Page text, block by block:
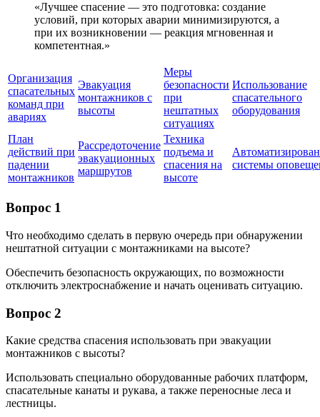
«Лучшее спасение — это подготовка: создание
условий, при которых аварии минимизируются, а
при их возникновении — реакция мгновенная и
компетентная.»
Организация
спасательных
команд при
авариях
Эвакуация
монтажников с
высоты
Меры
безопасности
при
нештатных
ситуациях
Использование
спасательного
оборудования
План
действий при
падении
монтажников
Рассредоточение
эвакуационных
маршрутов
Техника
подъема и
спасения на
высоте
системы
Вопрос 1
Что необходимо сделать в первую очередь при обнаружении
нештатной ситуации с монтажниками на высоте?
Обеспечить безопасность окружающих, по возможности
отключить электроснабжение и начать оценивать ситуацию.
Вопрос 2
Какие средства спасения использовать при эвакуации
монтажников с высоты?
Использовать специально оборудованные рабочих платформ,
спасательные канаты и рукава, а также переносные леса и
лестницы.